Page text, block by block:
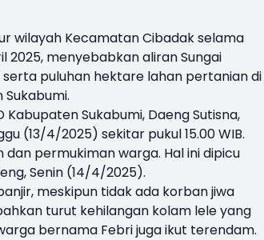
wilayah Kecamatan Cibadak selama
2025, menyebabkan aliranSungai
puluhan hektare lahan pertanian di
Kabupaten Sukabumi, Daeng Sutisna,
(13/4/2025) sekitar pukul 15.00 WIB.
permukiman warga. Hal ini dipicu
Senin (14/4/2025).
meskipun tidak ada korban jiwa
turut kehilangan kolam lele yang
bernama Febri juga ikut terendam.